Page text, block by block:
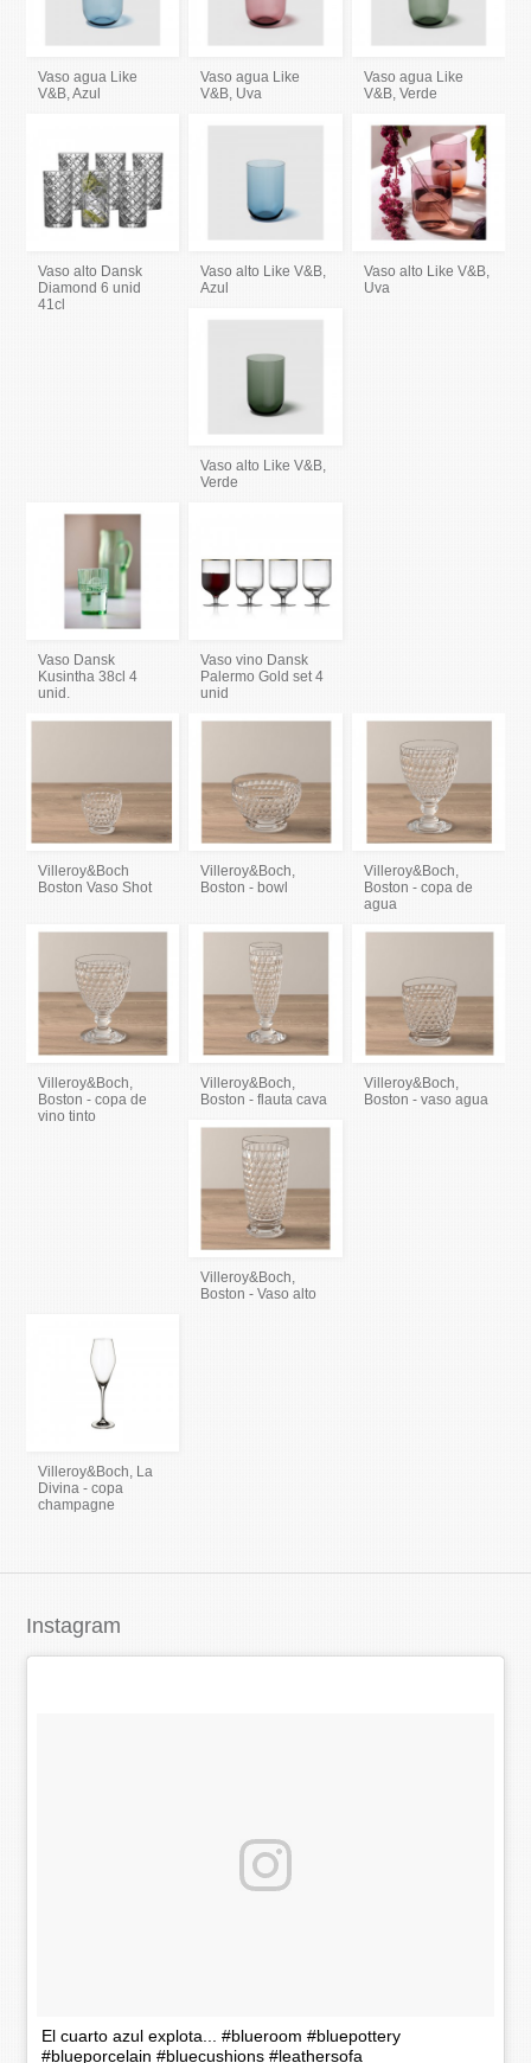
Vaso agua Like
V&B, Azul
Vaso agua Like
V&B, Uva
Vaso agua Like
V&B, Verde
Vaso alto Dansk
Diamond 6 unid
41cl
Vaso alto Like V&B,
Azul
Vaso alto Like V&B,
Uva
Vaso alto Like V&B,
Verde
Vaso Dansk
Kusintha 38cl 4
unid.
Vaso vino Dansk
Palermo Gold set 4
unid
Villeroy&Boch
Boston Vaso Shot
Villeroy&Boch,
Boston - bowl
Villeroy&Boch,
Boston - copa de
agua
Villeroy&Boch,
Boston - copa de
vino tinto
Villeroy&Boch,
Boston - flauta cava
Villeroy&Boch,
Boston - vaso agua
Villeroy&Boch,
Boston - Vaso alto
Villeroy&Boch, La
Divina - copa
champagne
Instagram
El cuarto azul explota... #blueroom #bluepottery
#blueporcelain #bluecushions #leathersofa